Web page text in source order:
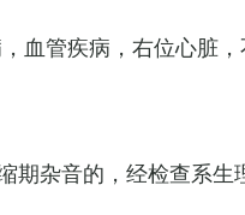
血管疾病，右位心脏，
期杂音的，经检查系生